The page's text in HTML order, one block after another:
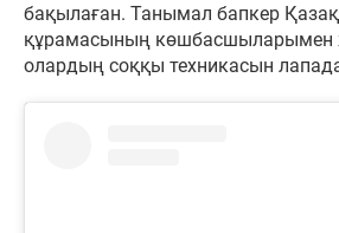
бақылаған. Танымал бапкер
құрамасының көшбасшыларымен
олардың соққы техникасын лапада